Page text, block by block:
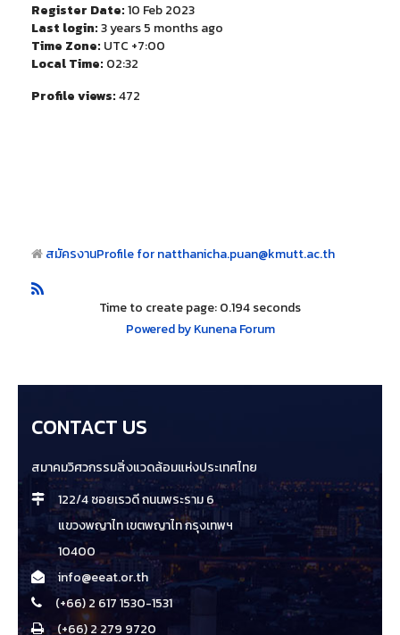
Register Date:10 Feb 2023
Last login:3 years 5 months ago
Time Zone: UTC +7:00
Local Time: 02:32
Profile views:472
สมัครงานProfile for natthanicha.puan@kmutt.ac.th
Time to create page: 0.194 seconds
Powered by Kunena Forum
CONTACT US
สมาคมวิศวกรรมสิ่งแวดล้อมแห่งประเทศไทย
122/4 ซอยเรวดี ถนนพระราม 6
แขวงพญาไท เขตพญาไท กรุงเทพฯ
10400
info@eeat.or.th
(+66) 2 617 1530-1531
(+66) 2 279 9720